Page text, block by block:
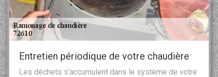
Entretien périodique de votre chaudière
Les déchets s’accumulent dans le système de votre